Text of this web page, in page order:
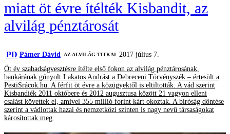
miatt öt évre ítélték Kisbandit, az
alvilág pénztárosát
PD Pámer Dávid AZ ALVILÁG TITKAI
2017 július 7.
Öt év szabadságvesztésre ítélte első fokon az alvilág pénztárosának,
bankárának gúnyolt Lakatos Andrást a Debreceni Törvényszék – értesült a
PestiSrácok.hu. A férfit öt évre a közügyektől is eltiltották. A vád szerint
Kisbandiék 2011 októbere és 2012 augusztusa között 21 vagyon elleni
csalást követtek el, amivel 355 millió forint kárt okoztak. A bíróság döntése
szerint a vádlottak hazai és nemzetközi szinten is nagy nevű társaságokat
károsítottak meg.